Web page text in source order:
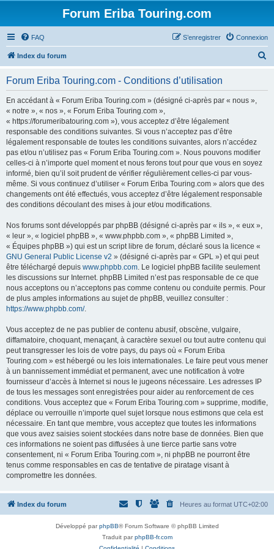
Forum Eriba Touring.com
FAQ Connexion
S’enregistrer
Index du forum
Forum Eriba Touring.com - Conditions d’utilisation
En accédant à « Forum Eriba Touring.com » (désigné ci-après par « nous »,
« notre », « nos », « Forum Eriba Touring.com »,
« https://forumeribatouring.com »), vous acceptez d’être légalement
responsable des conditions suivantes. Si vous n’acceptez pas d’être
légalement responsable de toutes les conditions suivantes, alors n’accédez
pas et/ou n’utilisez pas « Forum Eriba Touring.com ». Nous pouvons modifier
celles-ci à n’importe quel moment et nous ferons tout pour que vous en soyez
informé, bien qu’il soit prudent de vérifier régulièrement celles-ci par vous-
même. Si vous continuez d’utiliser « Forum Eriba Touring.com » alors que des
changements ont été effectués, vous acceptez d’être légalement responsable
des conditions découlant des mises à jour et/ou modifications.
Nos forums sont développés par phpBB (désigné ci-après par « ils », « eux »,
« leur », « logiciel phpBB », « www.phpbb.com », « phpBB Limited »,
« Équipes phpBB ») qui est un script libre de forum, déclaré sous la licence «
GNU General Public License v2 » (désigné ci-après par « GPL ») et qui peut
être téléchargé depuis www.phpbb.com. Le logiciel phpBB facilite seulement
les discussions sur Internet. phpBB Limited n’est pas responsable de ce que
nous acceptons ou n’acceptons pas comme contenu ou conduite permis. Pour
de plus amples informations au sujet de phpBB, veuillez consulter :
https://www.phpbb.com/.
Vous acceptez de ne pas publier de contenu abusif, obscène, vulgaire,
diffamatoire, choquant, menaçant, à caractère sexuel ou tout autre contenu qui
peut transgresser les lois de votre pays, du pays où « Forum Eriba
Touring.com » est hébergé ou les lois internationales. Le faire peut vous mener
à un bannissement immédiat et permanent, avec une notification à votre
fournisseur d’accès à Internet si nous le jugeons nécessaire. Les adresses IP
de tous les messages sont enregistrées pour aider au renforcement de ces
conditions. Vous acceptez que « Forum Eriba Touring.com » supprime, modifie,
déplace ou verrouille n’importe quel sujet lorsque nous estimons que cela est
nécessaire. En tant que membre, vous acceptez que toutes les informations
que vous avez saisies soient stockées dans notre base de données. Bien que
ces informations ne soient pas diffusées à une tierce partie sans votre
consentement, ni « Forum Eriba Touring.com », ni phpBB ne pourront être
tenus comme responsables en cas de tentative de piratage visant à
compromettre les données.
Index du forum Heures au format UTC+02:00
Développé parphpBB® Forum Software © phpBB Limited
Traduit parphpBB-fr.com